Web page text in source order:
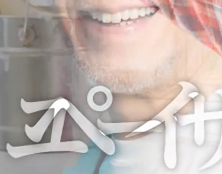
お知らせ
塗装方法
塗料の選び方